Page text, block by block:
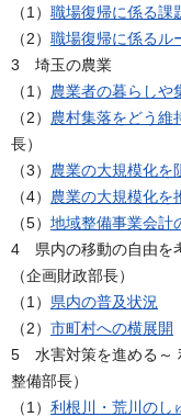
（1） 職場復帰に係る課
（2） 職場復帰に係るル
3 埼玉の農業
（1） 農業者の暮らしや
（2） 農村集落をどう維
長）
（3） 農業の大規模化を
（4） 農業の大規模化を
（5） 地域整備事業会計
4 県内の移動の自由を
（企画財政部長）
（1） 県内の普及状況
（2） 市町村への横展開
5 水害対策を進める～
整備部長）
（1） 利根川・荒川のし